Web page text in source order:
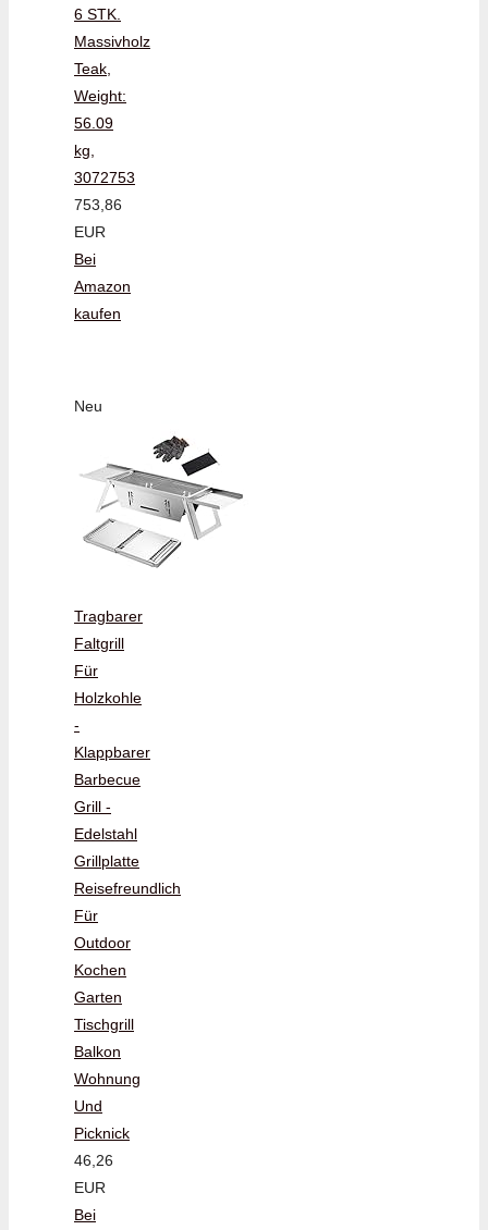
6 STK.
Massivholz
Teak,
Weight:
56.09
kg,
3072753
753,86
EUR
Bei
Amazon
kaufen
Neu
Tragbarer
Faltgrill
Für
Holzkohle
-
Klappbarer
Barbecue
Grill -
Edelstahl
Grillplatte
Reisefreundlich
Für
Outdoor
Kochen
Garten
Tischgrill
Balkon
Wohnung
Und
Picknick
46,26
EUR
Bei